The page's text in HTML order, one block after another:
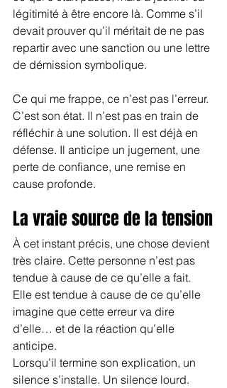
légitimité à être encore là. Comme s’il
devait prouver qu’il méritait de ne pas
repartir avec une sanction ou une lettre
de démission symbolique.
Ce qui me frappe, ce n’est pas l’erreur.
C’est son état. Il n’est pas en train de
réfléchir à une solution. Il est déjà en
défense. Il anticipe un jugement, une
perte de confiance, une remise en
cause profonde.
La vraie source de la tension
À cet instant précis, une chose devient
très claire. Cette personne n’est pas
tendue à cause de ce qu’elle a fait.
Elle est tendue à cause de ce qu’elle
imagine que cette erreur va dire
d’elle… et de la réaction qu’elle
anticipe.
Lorsqu’il termine son explication, un
silence s’installe. Un silence lourd.